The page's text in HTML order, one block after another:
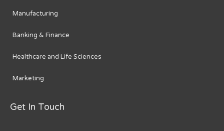
Manufacturing
Banking & Finance
Healthcare and Life Sciences
Marketing
Get In Touch